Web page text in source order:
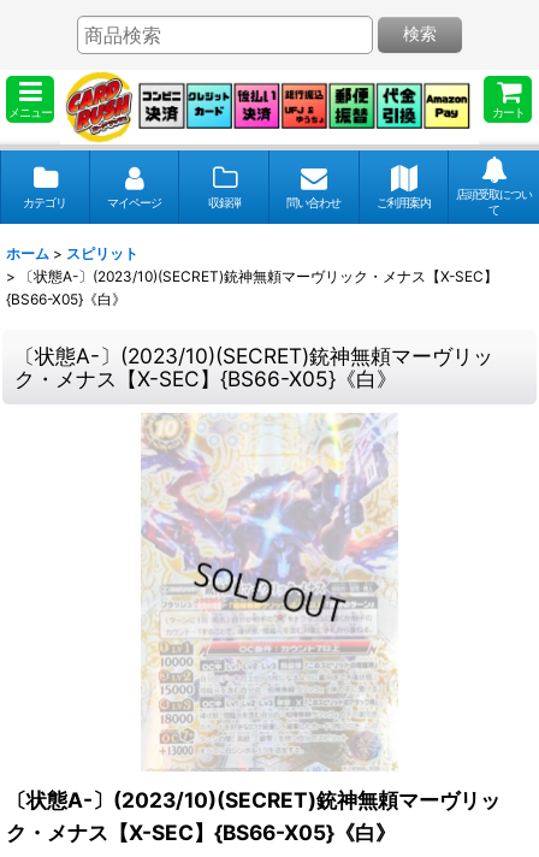
メニュー カート
検索
カテゴリ マイページ 収録弾 問い合わせ ご利用案内
店頭受取につい
て
ホーム > スピリット
>
〔状態A-〕(2023/10)(SECRET)銃神無頼マーヴリック・メナス【X-SEC】
{BS66-X05}《白》
〔状態A-〕(2023/10)(SECRET)銃神無頼マーヴリッ
ク・メナス【X-SEC】{BS66-X05}《白》
〔状態A-〕(2023/10)(SECRET)銃神無頼マーヴリッ
ク・メナス【X-SEC】{BS66-X05}《白》